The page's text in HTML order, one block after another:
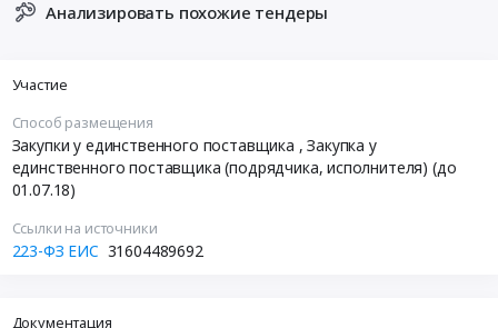
Анализировать похожие тендеры
Участие
Способ размещения
Закупки у единственного поставщика , Закупка у
единственного поставщика (подрядчика, исполнителя) (до
01.07.18)
Ссылки на источники
223-ФЗ ЕИС 31604489692
Документация